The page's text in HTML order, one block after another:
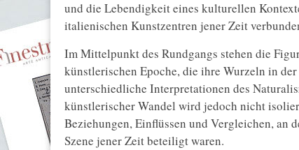
und die Lebendigkeit eines kulturellen
italienischen Kunstzentren jener Zeit
Im Mittelpunkt des Rundgangs stehen die
künstlerischen Epoche, die ihre Wurzeln in
unterschiedliche Interpretationen des
künstlerischer Wandel wird jedoch nicht
Beziehungen, Einflüssen und Vergleichen, an
Szene jener Zeit beteiligt waren.